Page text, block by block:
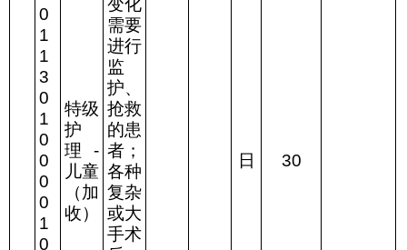
0
1
1
3
0
1
0
0
0
0
1
0
特级
护
理-
儿童
（加
收）
变化
需要
进行
监
护、
抢救
的患
者；
各种
复杂
或大
手术
日 30